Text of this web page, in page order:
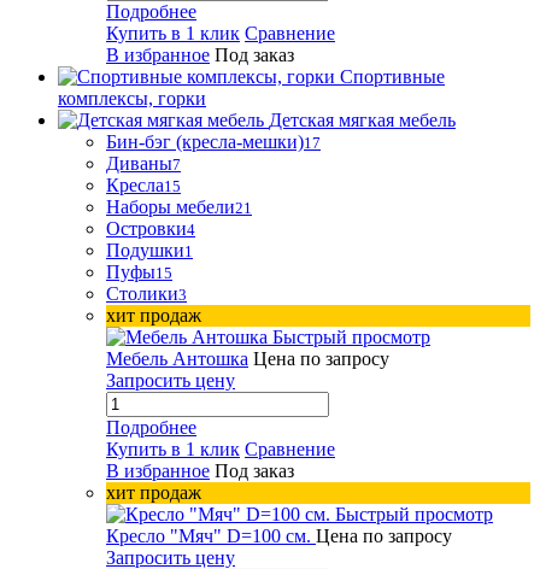
Подробнее
Купить в 1 клик Сравнение
В избранное Под заказ
Спортивные
комплексы, горки
Детская мягкая мебель
Бин-бэг (кресла-мешки)17
Диваны7
Кресла15
Наборы мебели21
Островки4
Подушки1
Пуфы15
Столики3
хит продаж
Быстрый просмотр
Мебель Антошка Цена по запросу
Запросить цену
Подробнее
Купить в 1 клик Сравнение
В избранное Под заказ
хит продаж
Быстрый просмотр
Кресло "Мяч" D=100 см. Цена по запросу
Запросить цену